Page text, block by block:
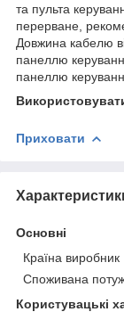
та пульта
перерване,
Довжина кабелю
панеллю
панеллю
Приховати
Основні
Країна виробник
Споживана
Користувацькі